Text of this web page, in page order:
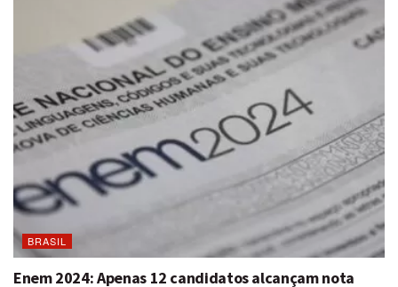
BRASIL
Enem 2024: Apenas 12 candidatos alcançam nota